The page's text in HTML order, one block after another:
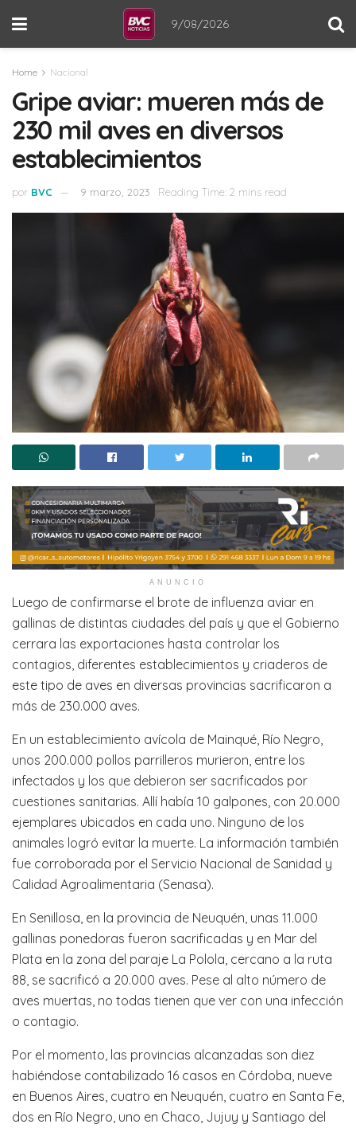
9/08/2026
Home Nacional
Gripe aviar: mueren más de
230 mil aves en diversos
establecimientos
por BVC 9 marzo, 2023 Reading Time: 2 mins read
ANUNCIO
Luego de confirmarse el brote de influenza aviar en
gallinas de distintas ciudades del país y que el Gobierno
cerrara las exportaciones hasta controlar los
contagios, diferentes establecimientos y criaderos de
este tipo de aves en diversas provincias sacrificaron a
más de 230.000 aves.
En un establecimiento avícola de Mainqué, Río Negro,
unos 200.000 pollos parrilleros murieron, entre los
infectados y los que debieron ser sacrificados por
cuestiones sanitarias. Allí había 10 galpones, con 20.000
ejemplares ubicados en cada uno. Ninguno de los
animales logró evitar la muerte. La información también
fue corroborada por el Servicio Nacional de Sanidad y
Calidad Agroalimentaria (Senasa).
En Senillosa, en la provincia de Neuquén, unas 11.000
gallinas ponedoras fueron sacrificadas y en Mar del
Plata en la zona del paraje La Polola, cercano a la ruta
88, se sacrificó a 20.000 aves. Pese al alto número de
aves muertas, no todas tienen que ver con una infección
o contagio.
Por el momento, las provincias alcanzadas son diez
habiéndose contabilizado 16 casos en Córdoba, nueve
en Buenos Aires, cuatro en Neuquén, cuatro en Santa Fe,
dos en Río Negro, uno en Chaco, Jujuy y Santiago del